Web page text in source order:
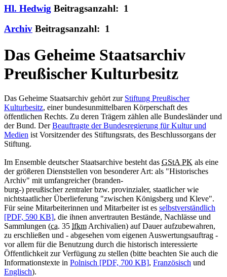
Hl. Hedwig Beitragsanzahl: 1
Archiv Beitragsanzahl: 1
Das Geheime Staatsarchiv
Preußischer Kulturbesitz
Das Geheime Staatsarchiv gehört zur Stiftung Preußischer
Kulturbesitz, einer bundesunmittelbaren Körperschaft des
öffentlichen Rechts. Zu deren Trägern zählen alle Bundesländer und
der Bund. DerBeauftragte der Bundesregierung für Kultur und
Medien ist Vorsitzender des Stiftungsrats, des Beschlussorgans der
Stiftung.
Im Ensemble deutscher Staatsarchive besteht das GStA PK als eine
der größeren Dienststellen von besonderer Art: als "Historisches
Archiv" mit umfangreicher (branden-
burg-) preußischer zentraler bzw. provinzialer, staatlicher wie
nichtstaatlicher Überlieferung "zwischen Königsberg und Kleve".
Für seine Mitarbeiterinnen und Mitarbeiter ist es selbstverständlich
[PDF, 590 KB], die ihnen anvertrauten Bestände, Nachlässe und
Sammlungen (ca. 35 lfkm Archivalien) auf Dauer aufzubewahren,
zu erschließen und - abgesehen vom eigenen Auswertungsauftrag -
vor allem für die Benutzung durch die historisch interessierte
Öffentlichkeit zur Verfügung zu stellen (bitte beachten Sie auch die
Informationstexte in Polnisch [PDF, 700 KB], Französisch und
Englisch).